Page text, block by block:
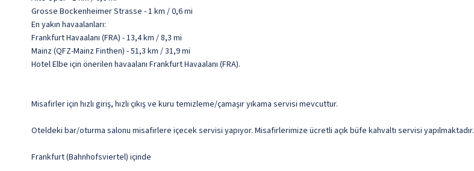
Grosse Bockenheimer Strasse - 1 km / 0,6 mi
En yakın havaalanları:
Frankfurt Havaalanı (FRA) - 13,4 km / 8,3 mi
Mainz (QFZ-Mainz Finthen) - 51,3 km / 31,9 mi
Hotel Elbe için önerilen havaalanı Frankfurt Havaalanı (FRA).
Misafirler için hızlı giriş, hızlı çıkış ve kuru temizleme/çamaşır yıkama servisi mevcuttur.
Oteldeki bar/oturma salonu misafirlere içecek servisi yapıyor. Misafirlerimize ücretli açık büfe kahvaltı servisi yapılmaktadır.
Frankfurt (Bahnhofsviertel) içinde